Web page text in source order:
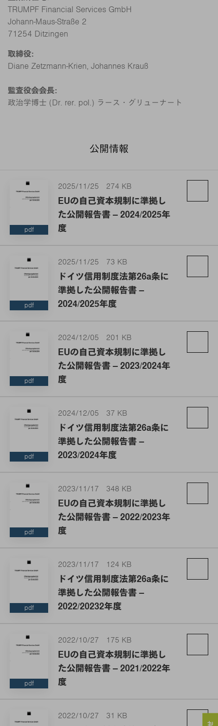
TRUMPF Financial Services GmbH
Johann-Maus-Straße 2
71254 Ditzingen
取締役:
Diane Zetzmann‑Krien, Johannes Krauß
監査役会会長:
政治学博士 (Dr. rer. pol.) ラース・グリューナート
公開情報
pdf
2025/11/25 274 KB
EUの自己資本規制に準拠し
た公開報告書 – 2024/2025年
度
pdf
2025/11/25 73 KB
ドイツ信用制度法第26a条に
準拠した公開報告書 –
2024/2025年度
pdf
2024/12/05 201 KB
EUの自己資本規制に準拠し
た公開報告書 – 2023/2024年
度
pdf
2024/12/05 37 KB
ドイツ信用制度法第26a条に
準拠した公開報告書 –
2023/2024年度
pdf
2023/11/17 348 KB
EUの自己資本規制に準拠し
た公開報告書 – 2022/2023年
度
pdf
2023/11/17 124 KB
ドイツ信用制度法第26a条に
準拠した公開報告書 –
2022/20232年度
pdf
2022/10/27 175 KB
EUの自己資本規制に準拠し
た公開報告書 – 2021/2022年
度
2022/10/27 31 KB